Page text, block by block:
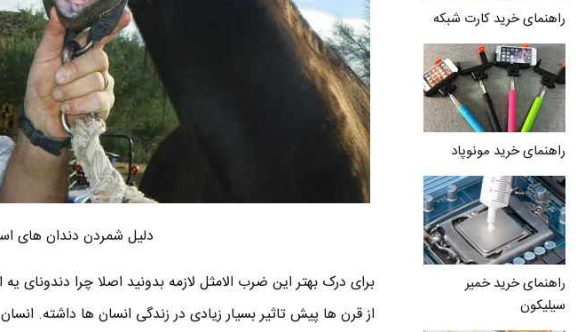
راهنمای خرید کارت شبکه
راهنمای خرید مونوپاد
راهنمای خرید خمیر
سیلیکون
دلیل شمردن دندان های
برای درک بهتر این ضرب الامثل لازمه بدونید اصلا چرا دندونای
از قرن ها پیش تاثیر بسیار زیادی در زندگی انسان ها داشته.